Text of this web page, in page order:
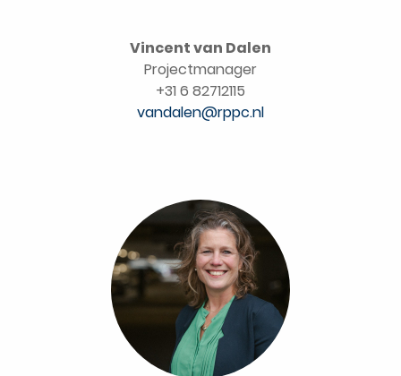
Vincent van Dalen
Projectmanager
+31 6 82712115
vandalen@rppc.nl